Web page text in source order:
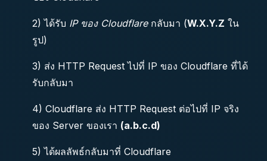
2) ได้รับ IP ของ Cloudflareกลับมา (W.X.Y.Z ใน
รูป)
3) ส่ง HTTP Request ไปที่ IP ของ Cloudflare ที่ได้
รับกลับมา
4) Cloudflare ส่ง HTTP Request ต่อไปที่ IP จริง
ของ Server ของเรา (a.b.c.d)
5) ได้ผลลัพธ์กลับมาที่ Cloudflare